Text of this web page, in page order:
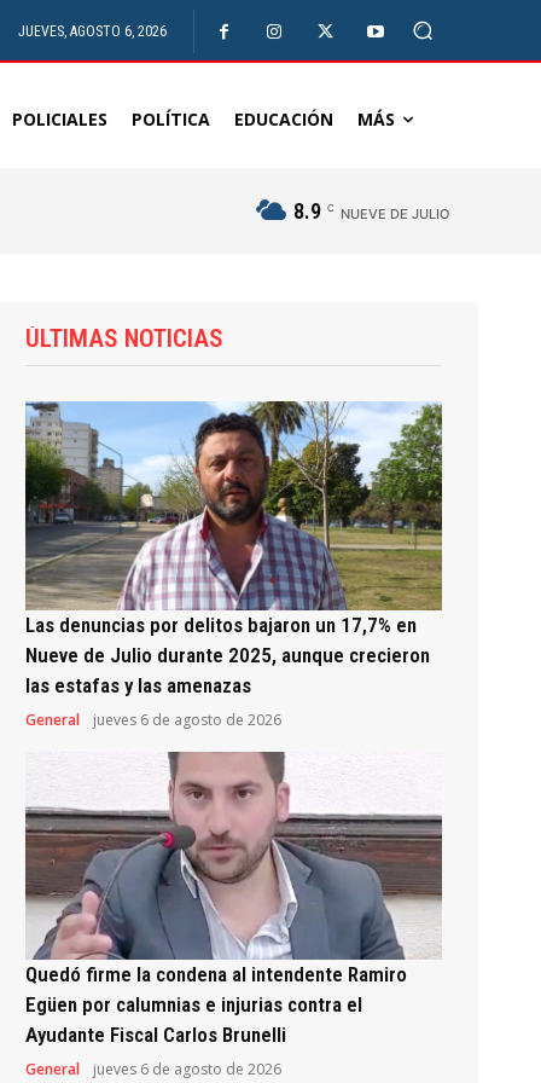
JUEVES, AGOSTO 6, 2026
POLICIALES POLÍTICA EDUCACIÓN MÁS
8.9 C NUEVE DE JULIO
ÚLTIMAS NOTICIAS
Las denuncias por delitos bajaron un 17,7% en
Nueve de Julio durante 2025, aunque crecieron
las estafas y las amenazas
General jueves 6 de agosto de 2026
Quedó firme la condena al intendente Ramiro
Egüen por calumnias e injurias contra el
Ayudante Fiscal Carlos Brunelli
General jueves 6 de agosto de 2026